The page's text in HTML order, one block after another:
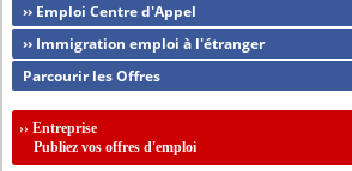
›› Emploi Centre d'Appel
›› Immigration emploi à l'étranger
Parcourir les Offres
››Entreprise
Publiez vos offres d'emploi